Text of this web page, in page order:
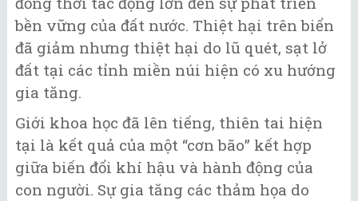
bền vững của đất nước. Thiệt hại trên biển
đã giảm nhưng thiệt hại do lũ quét, sạt lở
đất tại các tỉnh miền núi hiện có xu hướng
gia tăng.
Giới khoa học đã lên tiếng, thiên tai hiện
tại là kết quả của một “cơn bão” kết hợp
giữa biến đổi khí hậu và hành động của
con người. Sự gia tăng các thảm họa do